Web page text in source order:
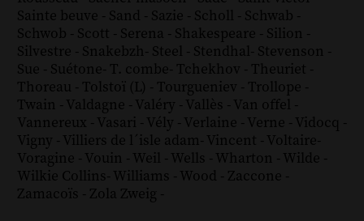
Sainte beuve - Sand - Sazie - Scholl - Schwab -
Schwob - Scott - Serena - Shakespeare - Silion -
Silvestre - Snakebzh- Steel - Stendhal- Stevenson -
Sue - Suétone- T. combe- Tchekhov - Theuriet -
Thoreau - Tolstoï (L) - Tourgueniev - Trollope -
Twain - Valdagne - Valéry - Vallès - Van offel -
Vannereux - Vasari - Vély - Verlaine - Verne - Vidocq -
Vigny - Villiers de l´isle adam- Vincent - Voltaire-
Voragine - Vouin - Weil - Wells - Wharton - Wilde -
Wilkie Collins- Williams - Wood - Zaccone -
Zamacoïs - Zola Zweig -